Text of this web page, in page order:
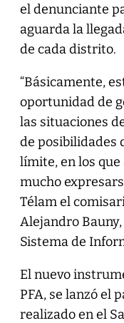
el denunciante
aguarda la
de cada distrito.
“Básicamente,
oportunidad de
las situaciones
de posibilidades
límite, en los
mucho
Télam el
Alejandro
Sistema de
El nuevo
PFA, se lanzó el
realizado en el